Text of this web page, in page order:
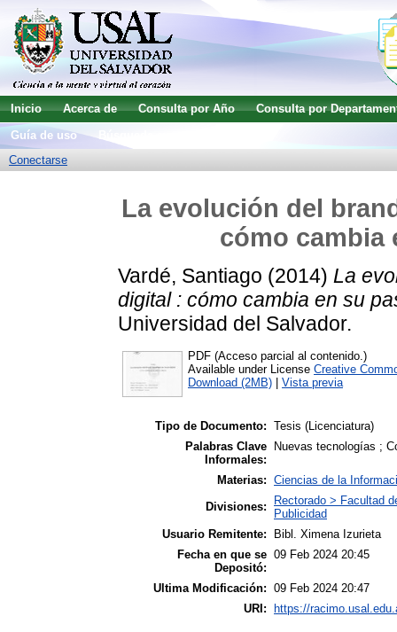
Inicio Acerca de Consulta por Año
Consulta por
Guía de uso
Conectarse
La evolución del
cómo cambia
Vardé, Santiago (2014) La
digital : cómo cambia en su
Universidad del Salvador.
PDF (Acceso parcial al contenido.)
Available under License Creative
Download (2MB)
Vista previa
Tipo de Documento: Tesis (Licenciatura)
Palabras Clave
Informales:
Nuevas tecnologías ;
Materias: Ciencias de la
Divisiones:
Rectorado > Facultad
Publicidad
Usuario Remitente:
Bibl. Ximena Izurieta
Fecha en que se
Depositó:
09 Feb 2024 20:45
Ultima Modificación: 09 Feb 2024 20:47
URI:
https://